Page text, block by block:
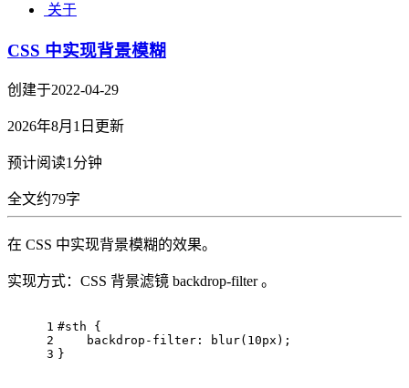
关于
CSS 中实现背景模糊
创建于2022-04-29
2026年8月1日更新
预计阅读1分钟
全文约79字
在 CSS 中实现背景模糊的效果。
实现方式：CSS 背景滤镜 backdrop-filter 。
1
2
3
#sth {
backdrop-filter : blur( 10px );
}